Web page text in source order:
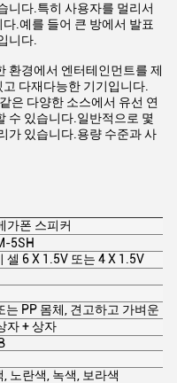
니다.특히 사용자를 멀리서
.예를 들어 큰 방에서 발표
니다.
환경에서 엔터테인먼트를 제
다재다능한 기기입니다.
은 다양한 소스에서 유선 연
수 있습니다.일반적으로 몇
가 있습니다.용량 수준과 사
가폰 스피커
5SH
셀 6 X 1.5V 또는 4 X 1.5V
는 PP 몸체, 견고하고 가벼운
자 + 상자
, 노란색, 녹색, 보라색